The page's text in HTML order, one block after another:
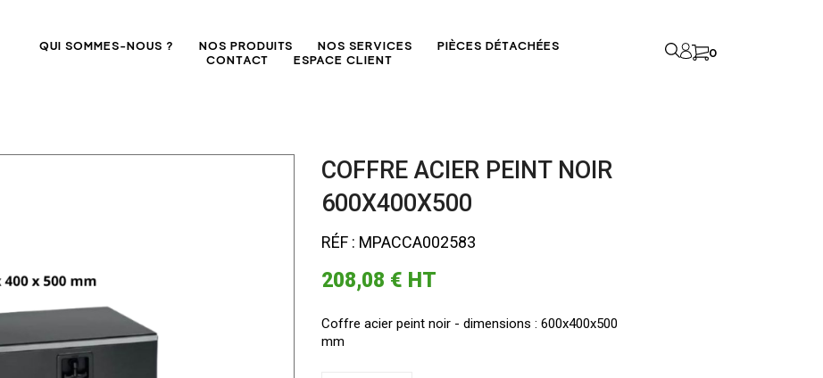
QUI SOMMES-NOUS ? NOS PRODUITS NOS SERVICES
PIÈCES DÉTACHÉES
CONTACT
ESPACE CLIENT 0
COFFRE ACIER PEINT NOIR
600X400X500
RÉF : MPACCA002583
208,08 € HT
Coffre acier peint noir - dimensions : 600x400x500
mm